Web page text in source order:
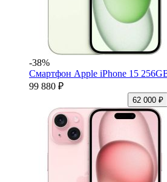
-38%
Смартфон Apple iPhone 15
99 880 ₽
62 000 ₽